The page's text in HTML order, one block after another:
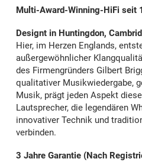
Multi-Award-Winning-HiFi seit
Designt in Huntingdon,
Hier, im Herzen Englands,
außergewöhnlicher
des Firmengründers Gilbert
qualitativer Musikwiedergabe,
Musik, prägt jeden Aspekt
Lautsprecher, die legendären
innovativer Technik und
verbinden.
3 Jahre Garantie (Nach